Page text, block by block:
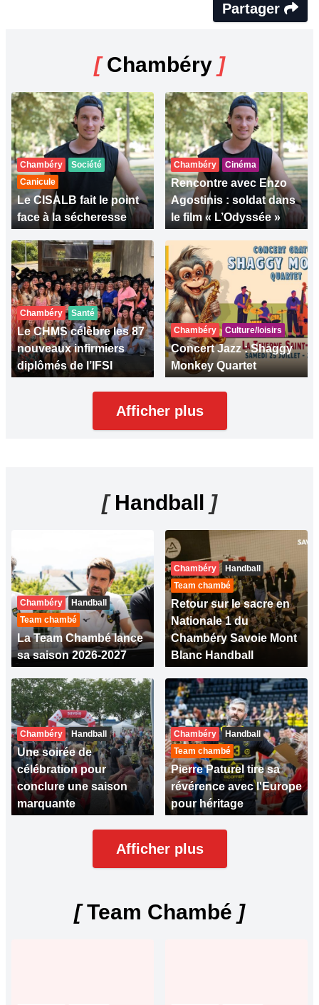
Partager
[Chambéry ]
Chambéry
Société
Canicule
Le CISALB fait le point
face à la sécheresse
Chambéry Cinéma
Rencontre avec Enzo
Agostinis : soldat dans
le film « L’Odyssée »
Chambéry Santé
Le CHMS célèbre les 87
nouveaux infirmiers
diplômés de l’IFSI
Chambéry Culture/loisirs
Concert Jazz : Shaggy
Monkey Quartet
Afficher plus
[Handball ]
Chambéry
Handball
Team chambé
La Team Chambé lance
sa saison 2026-2027
Chambéry
Handball
Team chambé
Retour sur le sacre en
Nationale 1 du
Chambéry Savoie Mont
Blanc Handball
Chambéry Handball
Une soirée de
célébration pour
conclure une saison
marquante
Chambéry
Handball
Team chambé
Pierre Paturel tire sa
révérence avec l'Europe
pour héritage
Afficher plus
[Team Chambé ]